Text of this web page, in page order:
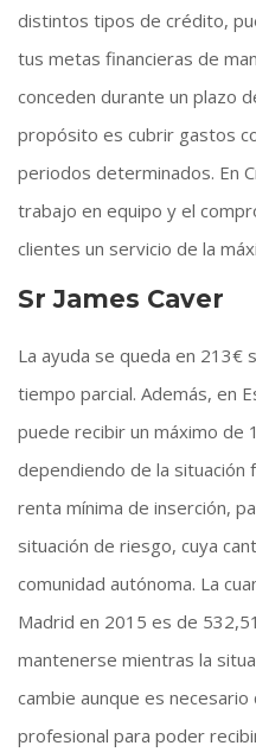
distintos tipos de crédito,
tus metas financieras de
conceden durante un plazo
propósito es cubrir gastos
periodos determinados. En
trabajo en equipo y el
clientes un servicio de la
Sr James Caver
La ayuda se queda en 213€
tiempo parcial. Además, en
puede recibir un máximo de
dependiendo de la situación
renta mínima de inserción,
situación de riesgo, cuya
comunidad autónoma. La
Madrid en 2015 es de
mantenerse mientras la
cambie aunque es
profesional para poder